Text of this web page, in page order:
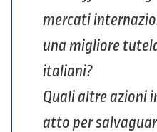
mercati
una migliore
italiani?
Quali altre azioni
atto per